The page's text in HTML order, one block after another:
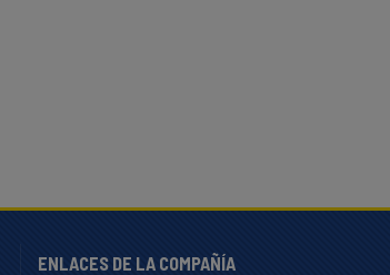
ENLACES DE LA COMPAÑÍA